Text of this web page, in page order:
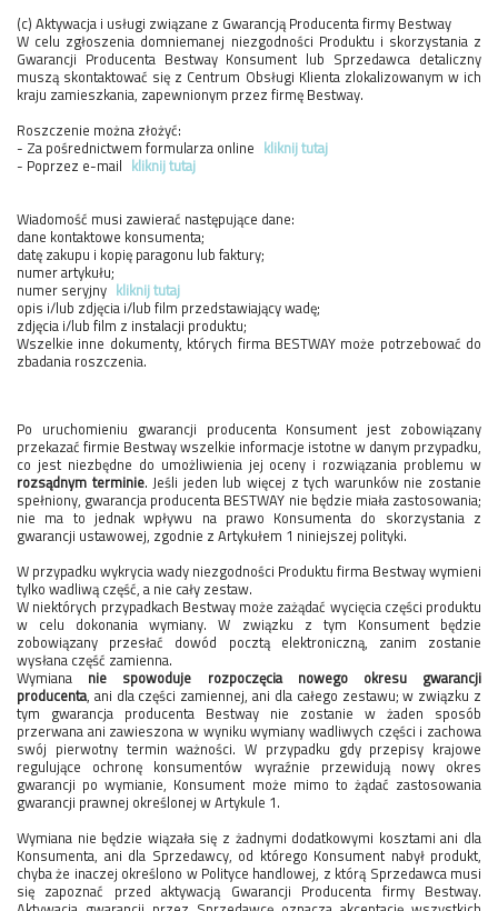
(c) Aktywacja i usługi związane z Gwarancją Producenta firmy Bestway
W celu zgłoszenia domniemanej niezgodności Produktu i skorzystania z
Gwarancji Producenta Bestway Konsument lub Sprzedawca detaliczny
muszą skontaktować się z Centrum Obsługi Klienta zlokalizowanym w ich
kraju zamieszkania, zapewnionym przez firmę Bestway.
Roszczenie można złożyć:
- Za pośrednictwem formularza online kliknij tutaj
- Poprzez e-mail kliknij tutaj
Wiadomość musi zawierać następujące dane:
dane kontaktowe konsumenta;
datę zakupu i kopię paragonu lub faktury;
numer artykułu;
numer seryjny kliknij tutaj
opis i/lub zdjęcia i/lub film przedstawiający wadę;
zdjęcia i/lub film z instalacji produktu;
Wszelkie inne dokumenty, których firma BESTWAY może potrzebować do
zbadania roszczenia.
Po uruchomieniu gwarancji producenta Konsument jest zobowiązany
przekazać firmie Bestway wszelkie informacje istotne w danym przypadku,
co jest niezbędne do umożliwienia jej oceny i rozwiązania problemu w
rozsądnym terminie. Jeśli jeden lub więcej z tych warunków nie zostanie
spełniony, gwarancja producenta BESTWAY nie będzie miała zastosowania;
nie ma to jednak wpływu na prawo Konsumenta do skorzystania z
gwarancji ustawowej, zgodnie z Artykułem 1 niniejszej polityki.
W przypadku wykrycia wady niezgodności Produktu firma Bestway wymieni
tylko wadliwą część, a nie cały zestaw.
W niektórych przypadkach Bestway może zażądać wycięcia części produktu
w celu dokonania wymiany. W związku z tym Konsument będzie
zobowiązany przesłać dowód pocztą elektroniczną, zanim zostanie
wysłana część zamienna.
Wymiana nie spowoduje rozpoczęcia nowego okresu gwarancji
producenta, ani dla części zamiennej, ani dla całego zestawu; w związku z
tym gwarancja producenta Bestway nie zostanie w żaden sposób
przerwana ani zawieszona w wyniku wymiany wadliwych części i zachowa
swój pierwotny termin ważności. W przypadku gdy przepisy krajowe
regulujące ochronę konsumentów wyraźnie przewidują nowy okres
gwarancji po wymianie, Konsument może mimo to żądać zastosowania
gwarancji prawnej określonej w Artykule 1.
Wymiana nie będzie wiązała się z żadnymi dodatkowymi kosztami ani dla
Konsumenta, ani dla Sprzedawcy, od którego Konsument nabył produkt,
chyba że inaczej określono w Polityce handlowej, z którą Sprzedawca musi
się zapoznać przed aktywacją Gwarancji Producenta firmy Bestway.